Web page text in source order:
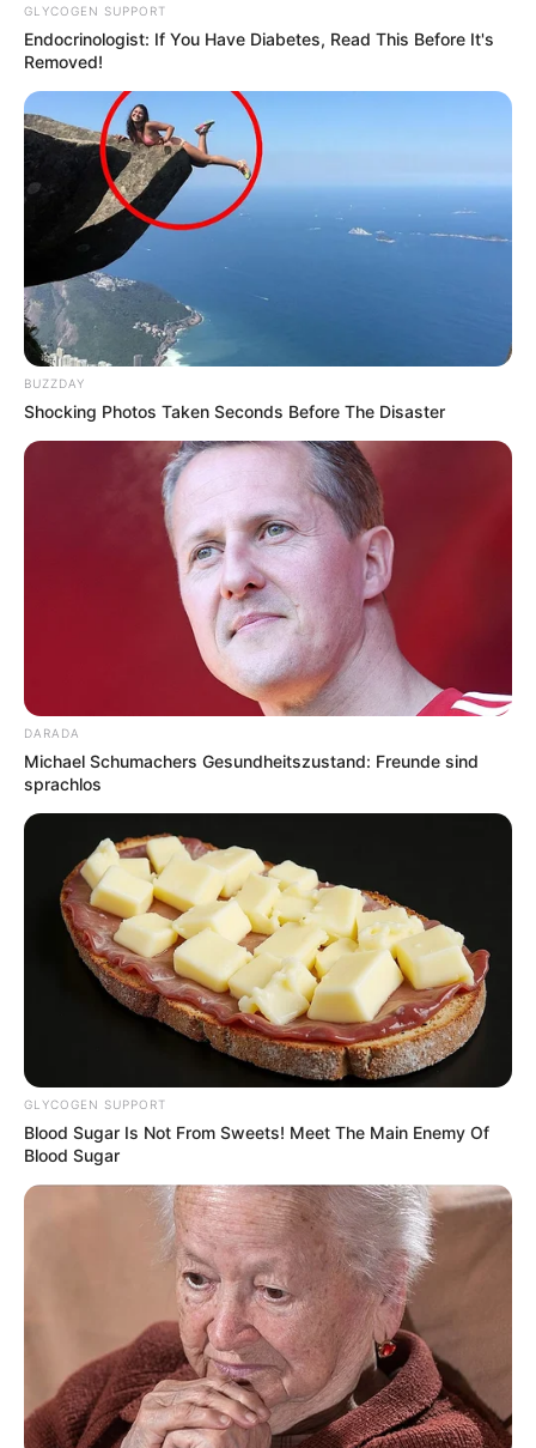
GLYCOGEN SUPPORT
Endocrinologist: If You Have Diabetes, Read This Before It's
Removed!
BUZZDAY
Shocking Photos Taken Seconds Before The Disaster
DARADA
Michael Schumachers Gesundheitszustand: Freunde sind
sprachlos
GLYCOGEN SUPPORT
Blood Sugar Is Not From Sweets! Meet The Main Enemy Of
Blood Sugar